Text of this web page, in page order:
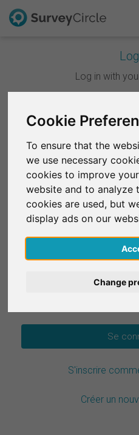
Cookie
To ensure that the
we use necessary
cookies to improve
website and to analyze
cookies are used, but
display ads on our
Change
Log in with
Continuer
Continuer
E-mail*
Mot de passe*
S'inscrire
Créer un
FAQ